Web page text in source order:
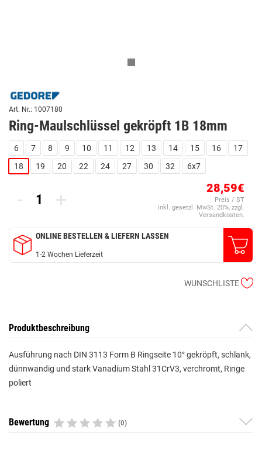
Art. Nr.: 1007180
Ring-Maulschlüssel gekröpft 1B 18mm
6 7 8 9 10 11 12 13 14 15 16
17
18
19 20 22 24 27 30 32 6x7
- + 28,59€
Preis / ST
inkl. gesetzl. MwSt. 20%, zzgl.
Versandkosten.
ONLINE BESTELLEN & LIEFERN LASSEN
1-2 Wochen Lieferzeit
WUNSCHLISTE
Produktbeschreibung
Ausführung nach DIN 3113 Form B Ringseite 10° gekröpft, schlank,
dünnwandig und stark Vanadium Stahl 31CrV3, verchromt, Ringe
poliert
Bewertung (0)